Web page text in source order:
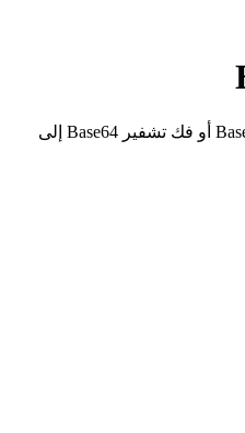
تحويل النص بسرعة إلى ترميز Base64 أو فك تشفير Base64 إلى